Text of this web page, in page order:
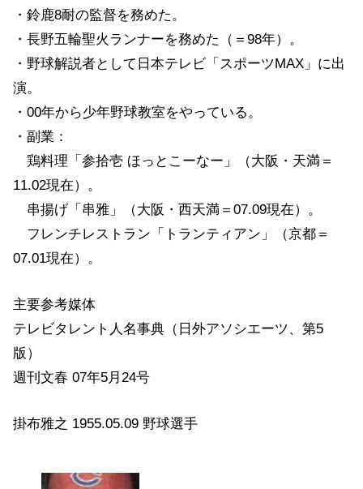
・鈴鹿8耐の監督を務めた。
・長野五輪聖火ランナーを務めた（＝98年）。
・野球解説者として日本テレビ「スポーツMAX」に出
演。
・00年から少年野球教室をやっている。
・副業：
鶏料理「参拾壱 ほっとこーなー」（大阪・天満＝
11.02現在）。
串揚げ「串雅」（大阪・西天満＝07.09現在）。
フレンチレストラン「トランティアン」（京都＝
07.01現在）。
主要参考媒体
テレビタレント人名事典（日外アソシエーツ、第5
版）
週刊文春 07年5月24号
掛布雅之 1955.05.09 野球選手